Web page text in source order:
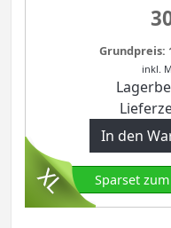
Grundpreis:
inkl.
In den
Sparset